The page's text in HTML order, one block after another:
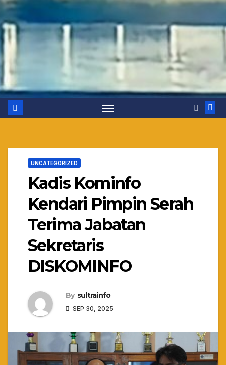
UNCATEGORIZED
Kadis Kominfo
Kendari Pimpin Serah
Terima Jabatan
Sekretaris
DISKOMINFO
By sultrainfo
SEP 30, 2025